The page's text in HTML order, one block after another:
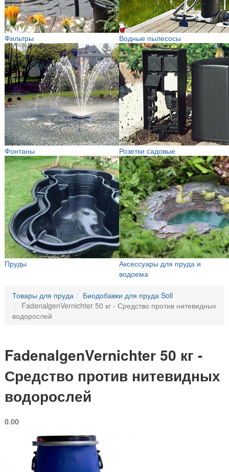
Фильтры Водные пылесосы
Фонтаны Розетки садовые
Пруды
Аксессуары для пруда и
водоема
Товары для пруда
Биодобавки для пруда Soll
FadenalgenVernichter 50 кг - Средство против нитевидных
водорослей
FadenalgenVernichter 50 кг -
Средство против нитевидных
водорослей
0.00